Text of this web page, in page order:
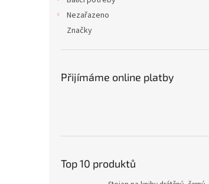
Nezařazeno
Značky
Přijímáme online platby
Top 10 produktů